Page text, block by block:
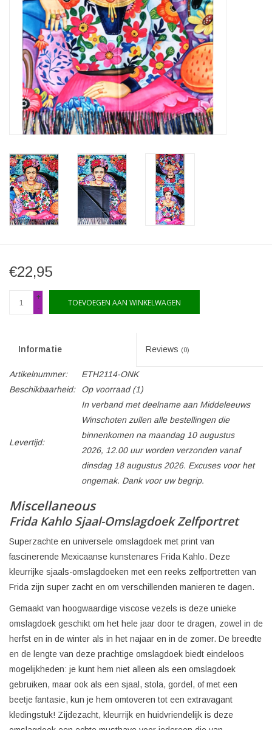
Bezoek ons
Nieuw
Aanbiedingen
€22,95
+
-
TOEVOEGEN AAN WINKELWAGEN
Informatie Reviews (0)
Artikelnummer:
ETH2114-ONK
Beschikbaarheid:
Op voorraad(1)
Levertijd:
In verband met deelname aan Middeleeuws
Winschoten zullen alle bestellingen die
binnenkomen na maandag 10 augustus
2026, 12.00 uur worden verzonden vanaf
dinsdag 18 augustus 2026. Excuses voor het
ongemak. Dank voor uw begrip.
Miscellaneous
Frida Kahlo Sjaal-Omslagdoek Zelfportret
Superzachte en universele omslagdoek met print van
fascinerende Mexicaanse kunstenares Frida Kahlo. Deze
kleurrijke sjaals-omslagdoeken met een reeks zelfportretten van
Frida zijn super zacht en om verschillenden manieren te dagen.
Gemaakt van hoogwaardige viscose vezels is deze unieke
omslagdoek geschikt om het hele jaar door te dragen, zowel in de
herfst en in de winter als in het najaar en in de zomer. De breedte
en de lengte van deze prachtige omslagdoek biedt eindeloos
mogelijkheden: je kunt hem niet alleen als een omslagdoek
gebruiken, maar ook als een sjaal, stola, gordel, of met een
beetje fantasie, kun je hem omtoveren tot een extravagant
kledingstuk! Zijdezacht, kleurrijk en huidvriendelijk is deze